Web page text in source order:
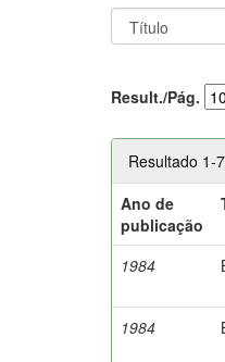
Result./Pág.
Resultado 1-
Ano de
publicação
1984
1984